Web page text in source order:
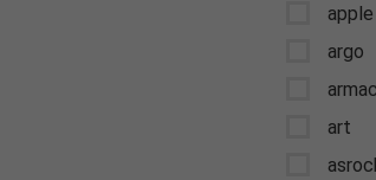
apple
argo
armac
art